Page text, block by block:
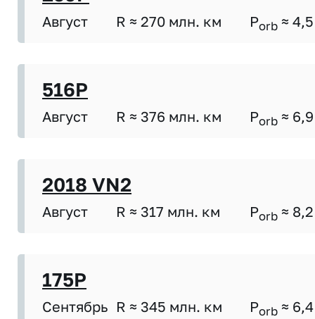
Август R ≈ 270 млн. км Porb ≈ 4,5
516P
Август R ≈ 376 млн. км Porb ≈ 6,9
2018 VN2
Август R ≈ 317 млн. км Porb ≈ 8,2
175P
Сентябрь R ≈ 345 млн. км Porb ≈ 6,4